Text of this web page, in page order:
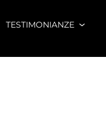
TESTIMONIANZE